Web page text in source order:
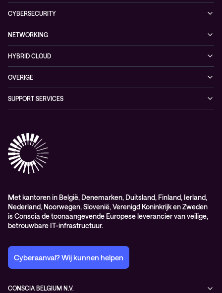
Observability
Events
Nieuws
Referenties
Whitepaper
Partners
Duurzaamheid
Persruimte
CYBERSECURITY
Cybersecurity solutions
NETWORKING
Networking solutions
Consultancy
HYBRID CLOUD
OVERIGE
SUPPORT SERVICES
Met kantoren in België, Denemarken, Duitsland, Finland, Ierland,
Nederland, Noorwegen, Slovenië, Verenigd Koninkrijk en Zweden
is Conscia de toonaangevende Europese leverancier van veilige,
betrouwbare IT-infrastructuur.
Cyberaanval? Wij kunnen helpen
CONSCIA BELGIUM N.V.